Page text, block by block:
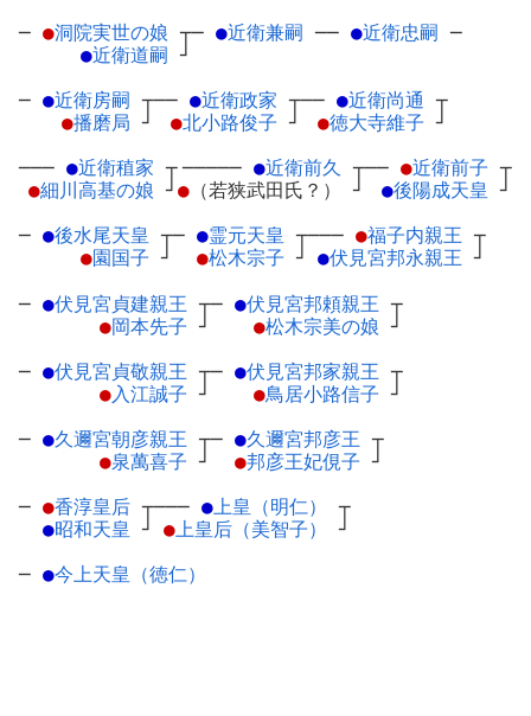
─ ●洞院実世の娘 ┬
●近衛道嗣 ┘
─ ●近衛兼嗣 ── ●近衛忠嗣 ─
─ ●近衛房嗣 ┬
●播磨局 ┘
── ●近衛政家 ┬
●北小路俊子 ┘
── ●近衛尚通 ┬
●徳大寺維子 ┘
─── ●近衛稙家 ┬
●細川高基の娘 ┘
───── ●近衛前久 ┬
● （若狭武田氏？） ┘
── ●近衛前子 ┬
●後陽成天皇 ┘
─ ●後水尾天皇 ┬
●園国子 ┘
─ ●霊元天皇 ┬
●松木宗子 ┘
─── ●福子内親王 ┬
●伏見宮邦永親王 ┘
─ ●伏見宮貞建親王 ┬
●岡本先子 ┘
─ ●伏見宮邦頼親王 ┬
●松木宗美の娘 ┘
─ ●伏見宮貞敬親王 ┬
●入江誠子 ┘
─ ●伏見宮邦家親王 ┬
●鳥居小路信子 ┘
─ ●久邇宮朝彦親王 ┬
●泉萬喜子 ┘
─ ●久邇宮邦彦王 ┬
●邦彦王妃俔子 ┘
─ ●香淳皇后 ┬
●昭和天皇 ┘
─── ●上皇（明仁）
┬
●上皇后（美智子） ┘
─ ●今上天皇（徳仁）